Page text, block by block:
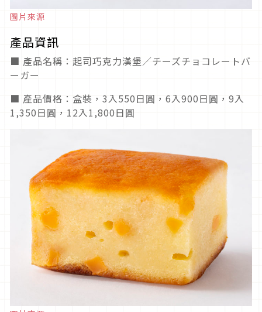
圖片來源
產品資訊
■ 產品名稱：起司巧克力漢堡／チーズチョコレートバ
ーガー
■ 產品價格：盒裝，3入550日圓，6入900日圓，9入
1,350日圓，12入1,800日圓